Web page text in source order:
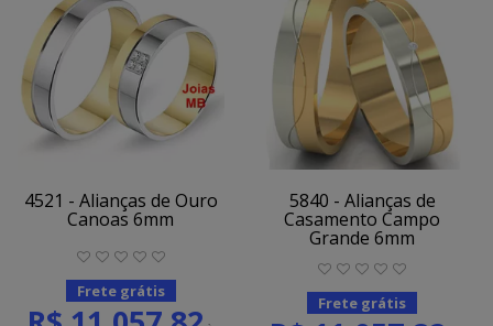
4521 - Alianças de Ouro
Canoas 6mm
Frete grátis
5840 - Alianças de
Casamento Campo
Grande 6mm
Frete grátis